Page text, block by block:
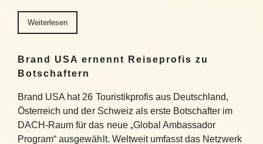
Weiterlesen
Brand USA ernennt Reiseprofis zu
Botschaftern
Brand USA hat 26 Touristikprofis aus Deutschland,
Österreich und der Schweiz als erste Botschafter im
DACH-Raum für das neue „Global Ambassador
Program“ ausgewählt. Weltweit umfasst das Netzwerk